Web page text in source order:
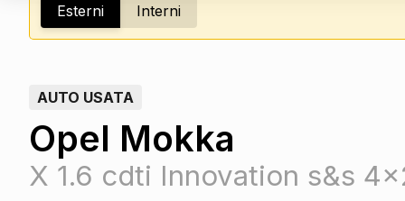
Esterni Interni
AUTO USATA
Opel Mokka
X 1.6 cdti Innovation s&s